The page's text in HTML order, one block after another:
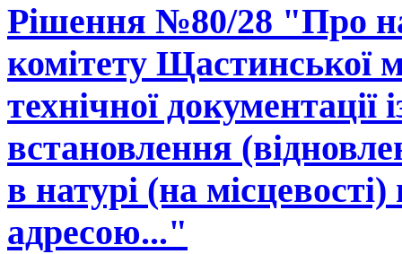
Рішення №80/28 "Про
комітету Щастинської
технічної
встановлення
в натурі (на
адресою..."